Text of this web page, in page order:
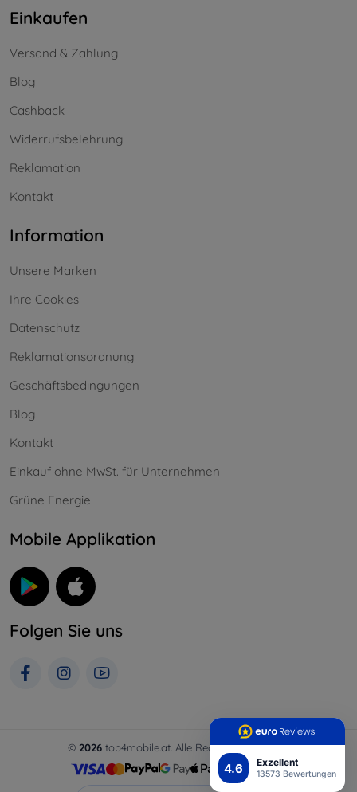
4.6 Exzellent
13573 Bewertungen
Einkaufen
Versand & Zahlung
Blog
Cashback
Widerrufsbelehrung
Reklamation
Kontakt
Information
Unsere Marken
Ihre Cookies
Datenschutz
Reklamationsordnung
Geschäftsbedingungen
Blog
Kontakt
Einkauf ohne MwSt. für Unternehmen
Grüne Energie
Mobile Applikation
Folgen Sie uns
© 2026top4mobile.at. Alle Rechte vorbehalten.